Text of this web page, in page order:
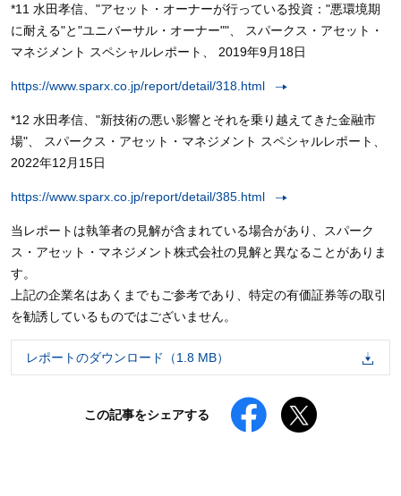
*11 水田孝信、"アセット・オーナーが行っている投資："悪環境期
に耐える"と"ユニバーサル・オーナー""、 スパークス・アセット・
マネジメント スペシャルレポート、 2019年9月18日
https://www.sparx.co.jp/report/detail/318.html
*12 水田孝信、"新技術の悪い影響とそれを乗り越えてきた金融市
場"、 スパークス・アセット・マネジメント スペシャルレポート、
2022年12月15日
https://www.sparx.co.jp/report/detail/385.html
当レポートは執筆者の見解が含まれている場合があり、スパーク
ス・アセット・マネジメント株式会社の見解と異なることがありま
す。
上記の企業名はあくまでもご参考であり、特定の有価証券等の取引
を勧誘しているものではございません。
レポートのダウンロード（1.8 MB）
この記事をシェアする
Facebookでシェアする
Xでポストする